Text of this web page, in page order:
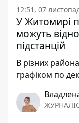
12:51, 07
У Житомирі
можуть
підстанцій
В різних
графіком по